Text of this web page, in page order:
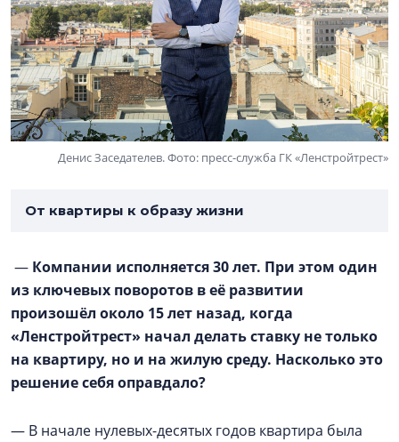
Денис Заседателев. Фото: пресс-служба ГК «Ленстройтрест»
От квартиры к образу жизни
— Компании исполняется 30 лет. При этом один
из ключевых поворотов в её развитии
произошёл около 15 лет назад, когда
«Ленстройтрест» начал делать ставку не только
на квартиру, но и на жилую среду. Насколько это
решение себя оправдало?
— В начале нулевых-десятых годов квартира была